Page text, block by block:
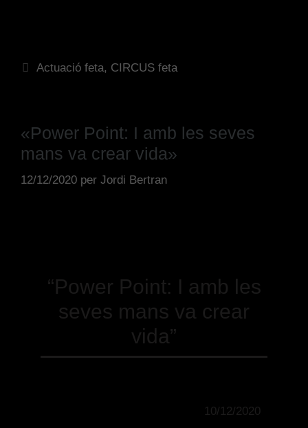
Actuació feta, CIRCUS feta
«Power Point: I amb les seves
mans va crear vida»
12/12/2020 per Jordi Bertran
“Power Point: I amb les
seves mans va crear
vida”
10/12/2020